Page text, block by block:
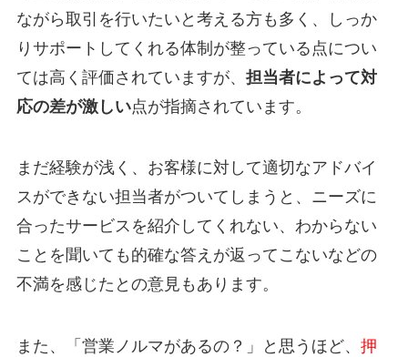
ながら取引を行いたいと考える方も多く、しっか
りサポートしてくれる体制が整っている点につい
ては高く評価されていますが、 担当者によって対
応の差が激しい点が指摘されています。
まだ経験が浅く、お客様に対して適切なアドバイ
スができない担当者がついてしまうと、ニーズに
合ったサービスを紹介してくれない、わからない
ことを聞いても的確な答えが返ってこないなどの
不満を感じたとの意見もあります。
また、「営業ノルマがあるの？」と思うほど、 押